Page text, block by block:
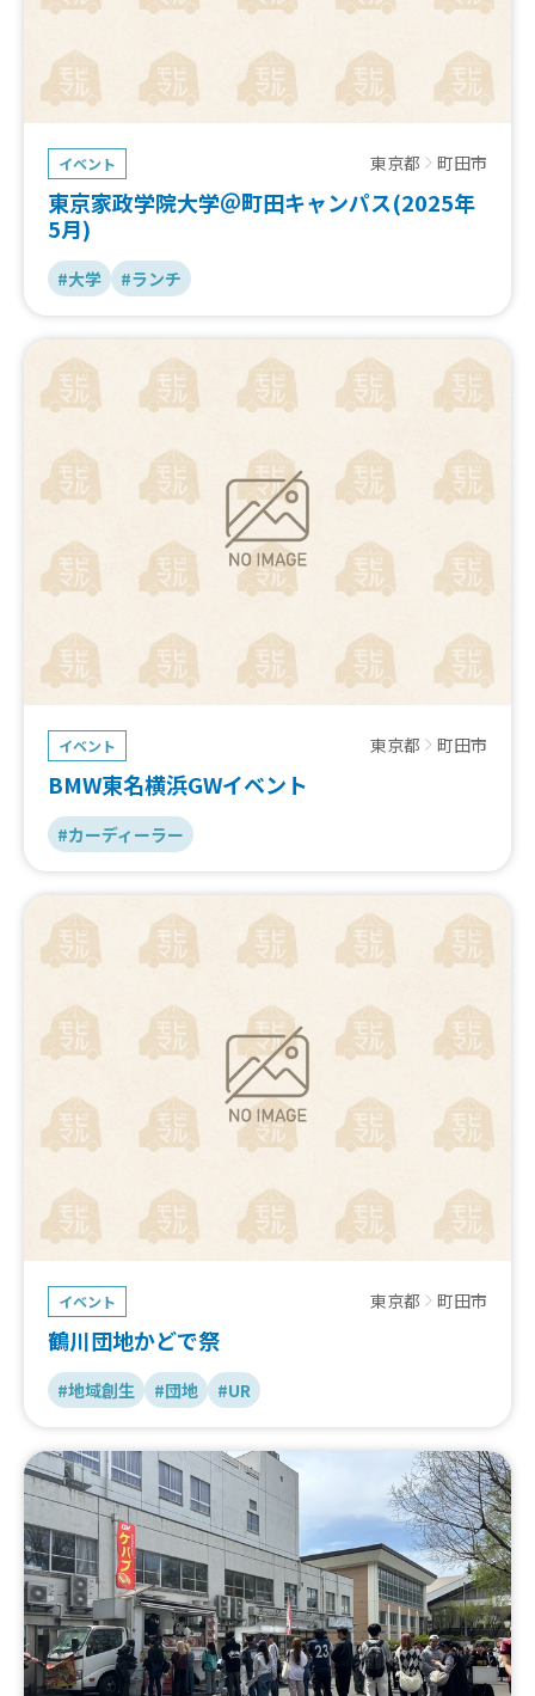
イベント 東京都 町田市
東京家政学院大学＠町田キャンパス(2025年
5月)
#大学 #ランチ
イベント 東京都 町田市
BMW東名横浜GWイベント
#カーディーラー
イベント 東京都 町田市
鶴川団地かどで祭
#地域創生 #団地 #UR